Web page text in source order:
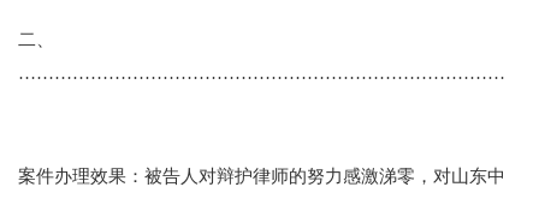
二、
………………………………………………………………………
案件办理效果：被告人对辩护律师的努力感激涕零，对山东中